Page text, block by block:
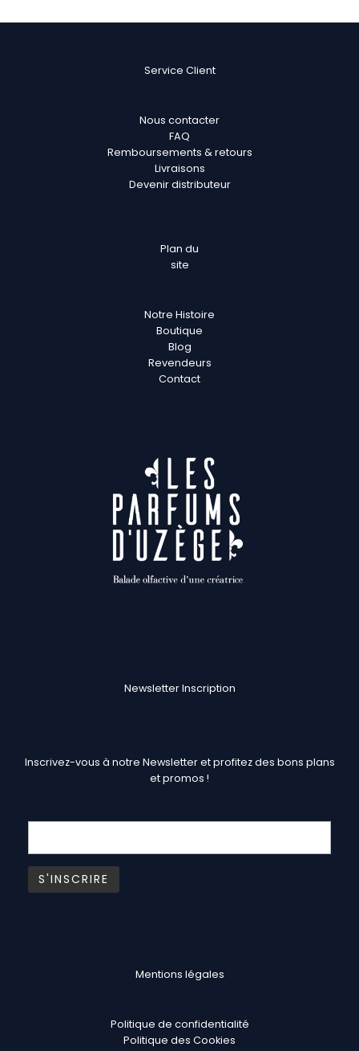
Service Client
Nous contacter
FAQ
Remboursements & retours
Livraisons
Devenir distributeur
Plan du
site
Notre Histoire
Boutique
Blog
Revendeurs
Contact
Newsletter Inscription
Inscrivez-vous à notre Newsletter et profitez des bons plans
et promos !
Mentions légales
Politique de confidentialité
Politique des Cookies